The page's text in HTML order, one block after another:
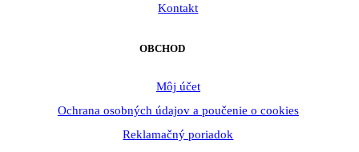
Kontakt
OBCHOD
Môj účet
Ochrana osobných údajov a poučenie o cookies
Reklamačný poriadok